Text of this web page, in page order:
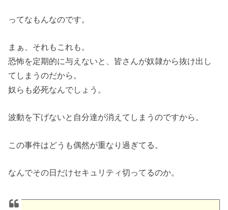
ってなもんなのです。
まぁ、それもこれも。
恐怖を定期的に与えないと、皆さんが奴隷から抜け出し
てしまうのだから。
奴らも必死なんでしょう。
波動を下げないと自分達が消えてしまうのですから。
この事件はどうも偶然が重なり過ぎてる。
なんでその日だけセキュリティ切ってるのか。